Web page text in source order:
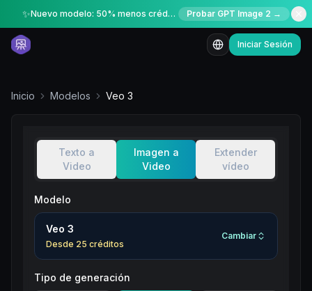
✨ Nuevo modelo: 50% menos créditos por tiempo limitado Probar GPT Image 2 →
Iniciar Sesión
Inicio Modelos Veo 3
Texto a
Video
Imagen a
Video
Extender
vídeo
Modelo
Veo 3
Desde 25 créditos
Cambiar
Tipo de generación